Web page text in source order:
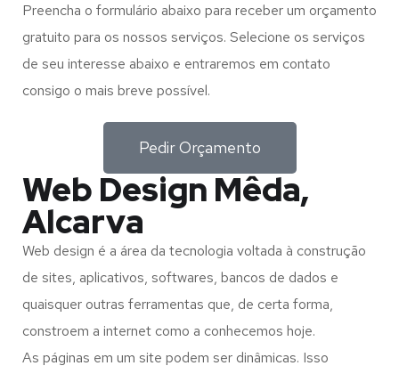
Preencha o formulário abaixo para receber um orçamento
gratuito para os nossos serviços. Selecione os serviços
de seu interesse abaixo e entraremos em contato
consigo o mais breve possível.
Pedir Orçamento
Web Design Mêda,
Alcarva
Web design é a área da tecnologia voltada à construção
de sites, aplicativos, softwares, bancos de dados e
quaisquer outras ferramentas que, de certa forma,
constroem a internet como a conhecemos hoje.
As páginas em um site podem ser dinâmicas. Isso